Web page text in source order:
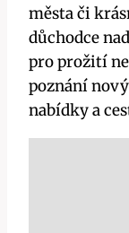
města či
důchodce
pro prožití
poznání
nabídky a